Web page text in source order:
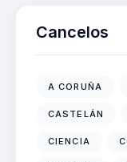
Cancelos
A CORUÑA
CASTELÁN
CIENCIA